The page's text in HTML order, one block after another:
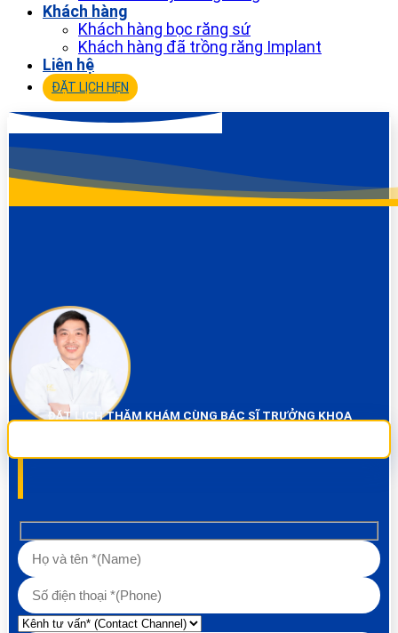
Khách hàng
Khách hàng bọc răng sứ
Khách hàng đã trồng răng Implant
Liên hệ
ĐẶT LỊCH HẸN
ĐẶT LỊCH THĂM KHÁM CÙNG BÁC SĨ TRƯỞNG KHOA